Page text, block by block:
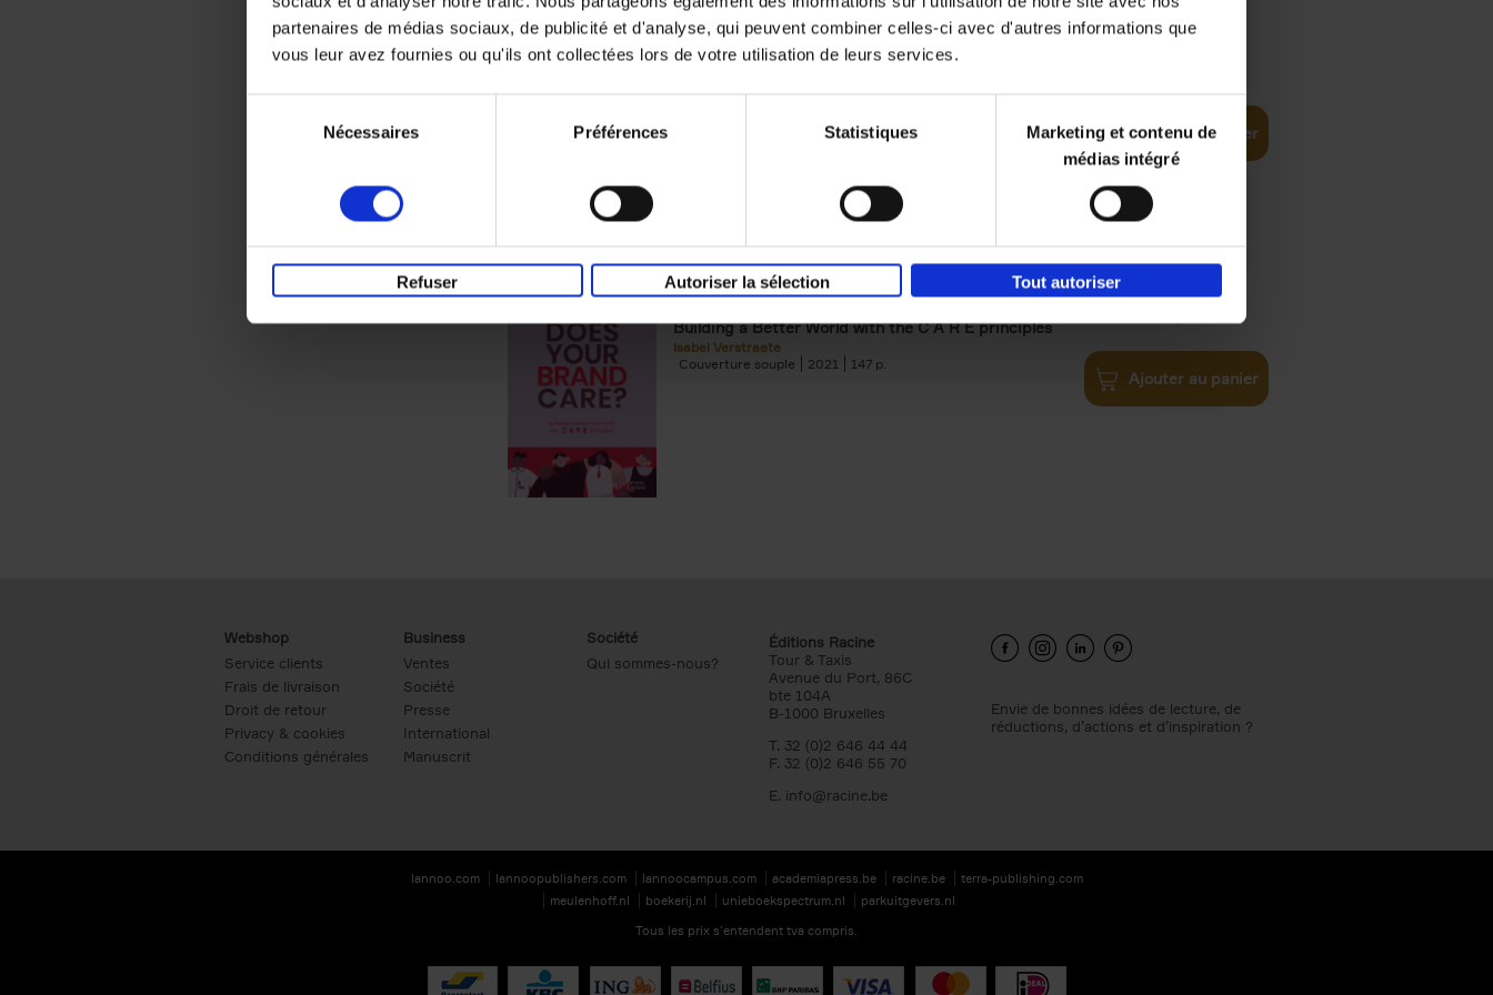
partenaires de médias sociaux, de publicité et d'analyse, qui peuvent combiner celles-ci avec d'autres informations que
vous leur avez fournies ou qu'ils ont collectées lors de votre utilisation de leurs services.
Nécessaires Préférences Statistiques
Marketing et contenu de
médias intégré
Refuser Autoriser la sélection Tout autoriser
Digital marketing like a PRO -
completely revised edition
Ajouter au panier
Does Your Brand Care?
Building a Better World with the C A R E principles
Isabel Verstraete
Couverture souple
2021 147
€34,99
Ajouter au panier
Webshop
Service clients
Frais de livraison
Droit de retour
Privacy & cookies
Conditions générales
Business
Ventes
Société
Presse
International
Manuscrit
Société
Qui sommes-nous?
Éditions Racine
Tour & Taxis
Avenue du Port, 86C
bte 104A
B-1000 Bruxelles
T. 32 (0)2 646 44 44
F. 32 (0)2 646 55 70
E. info@racine.be
Envie de bonnes idées de lecture, de
réductions, d’actions et d’inspiration ?
lannoo.com lannoopublishers.com lannoocampus.com academiapress.be racine.be
terra-publishing.com
meulenhoff.nl
boekerij.nl unieboekspectrum.nl
parkuitgevers.nl
Tous les prix s’entendent tva compris.